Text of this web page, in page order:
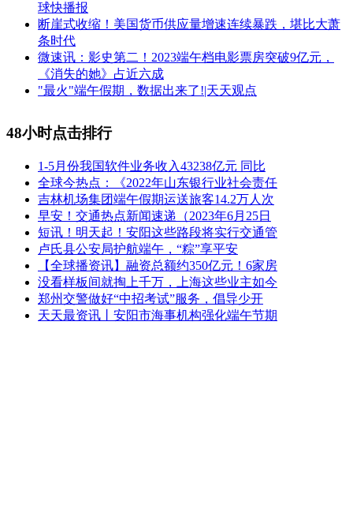
球快播报
断崖式收缩！美国货币供应量增速连续暴跌，堪比大萧
条时代
微速讯：影史第二！2023端午档电影票房突破9亿元，
《消失的她》占近六成
"最火"端午假期，数据出来了!|天天观点
48小时点击排行
1-5月份我国软件业务收入43238亿元 同比
全球今热点：《2022年山东银行业社会责任
吉林机场集团端午假期运送旅客14.2万人次
早安！交通热点新闻速递（2023年6月25日
短讯！明天起！安阳这些路段将实行交通管
卢氏县公安局护航端午，“粽”享平安
【全球播资讯】融资总额约350亿元！6家房
没看样板间就掏上千万，上海这些业主如今
郑州交警做好“中招考试”服务，倡导少开
天天最资讯丨安阳市海事机构强化端午节期